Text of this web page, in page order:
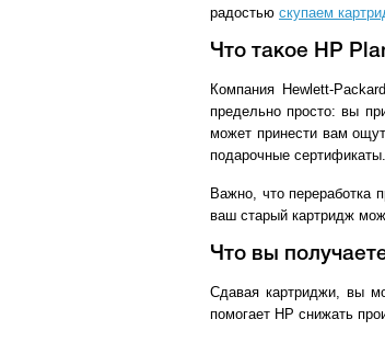
радостью скупаем
Что такое HP
Компания Hewlett-
предельно просто: вы
может принести вам
подарочные сертификаты.
Важно, что переработка
ваш старый картридж
Что вы
Сдавая картриджи, вы
помогает HP снижать